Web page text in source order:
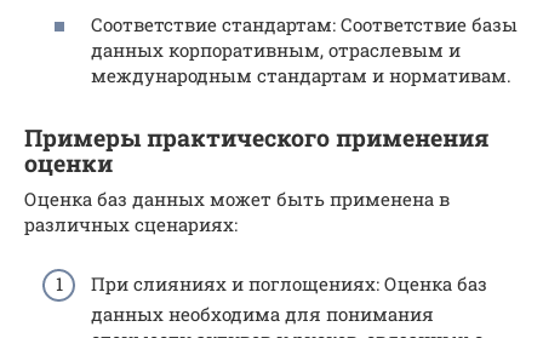
Соответствие стандартам: Соответствие базы
данных корпоративным, отраслевым и
международным стандартам и нормативам.
Примеры практического применения
оценки
Оценка баз данных может быть применена в
различных сценариях:
При слияниях и поглощениях: Оценка баз
данных необходима для понимания